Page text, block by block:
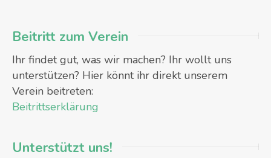
Beitritt zum Verein
Ihr findet gut, was wir machen? Ihr wollt uns
unterstützen? Hier könnt ihr direkt unserem
Verein beitreten:
Beitrittserklärung
Unterstützt uns!